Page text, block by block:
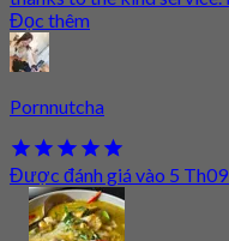
Đọc thêm
Pornnutcha
Được đánh giá vào 5